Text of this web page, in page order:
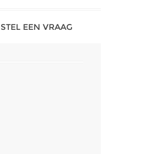
STEL EEN VRAAG